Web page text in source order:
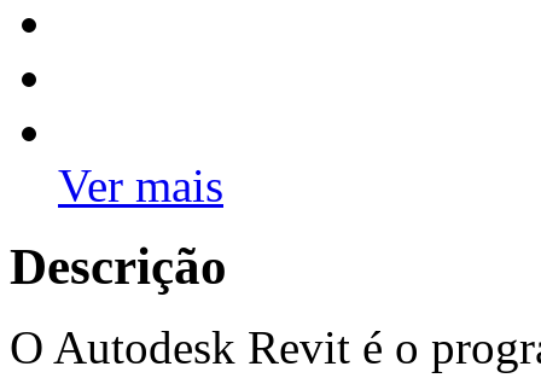
Ver mais
Descrição
O Autodesk Revit é o